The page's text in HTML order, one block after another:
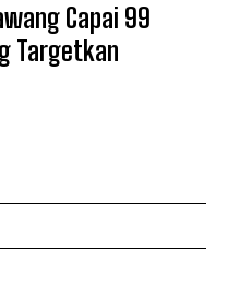
Capai 99
Targetkan